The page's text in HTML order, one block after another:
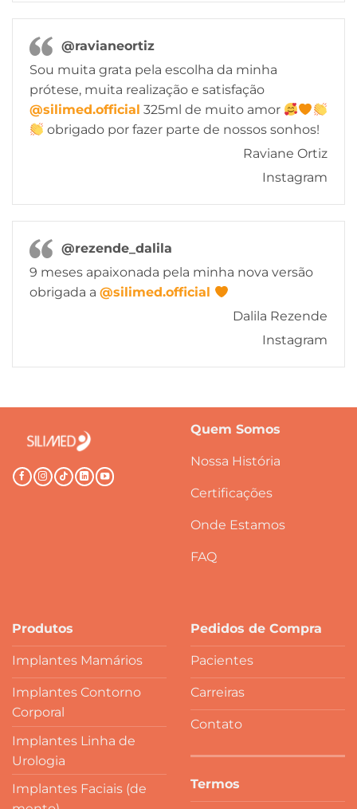
@ravianeortiz
Sou muita grata pela escolha da minha
prótese, muita realização e satisfação
@silimed.official 325ml de muito amor
obrigado por fazer parte de nossos sonhos!
Raviane Ortiz
Instagram
@rezende_dalila
9 meses apaixonada pela minha nova versão
obrigada a @silimed.official
Dalila Rezende
Instagram
Quem Somos
Nossa História
Certificações
Onde Estamos
FAQ
Produtos
Implantes Mamários
Implantes Contorno
Corporal
Implantes Linha de
Urologia
Implantes Faciais (de
Pedidos de Compra
Pacientes
Carreiras
Contato
Termos